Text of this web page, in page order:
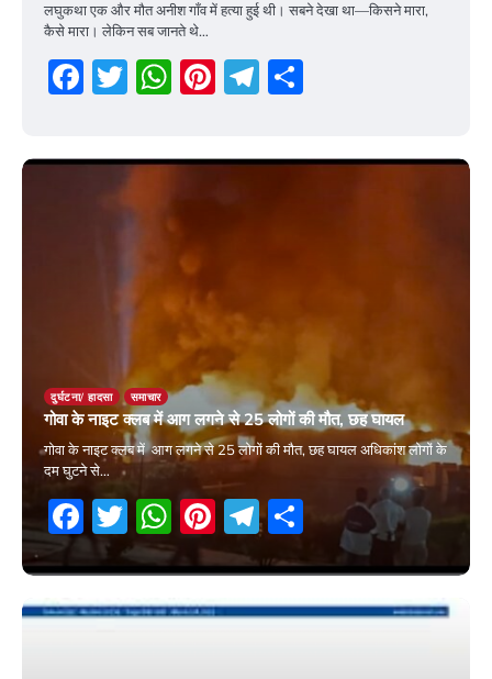
लघुकथा एक और मौत अनीश गाँव में हत्या हुई थी। सबने देखा था—किसने मारा,
कैसे मारा। लेकिन सब जानते थे…
Facebook
Twitter
WhatsApp
Pinterest
Telegram
दुर्घटना/ हादसा समाचार
गोवा के नाइट क्लब में आग लगने से 25 लोगों की मौत, छह घायल
गोवा के नाइट क्लब में आग लगने से 25 लोगों की मौत, छह घायल अधिकांश लोगों के
दम घुटने से…
Facebook
Twitter
WhatsApp
Pinterest
Telegram
Share
7 December 2025